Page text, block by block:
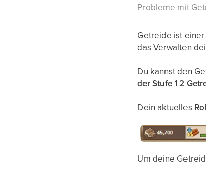
Probleme mit
Getreide ist
das Verwalten
Du kannst den
der Stufe 12
Dein aktuelles
Um deine